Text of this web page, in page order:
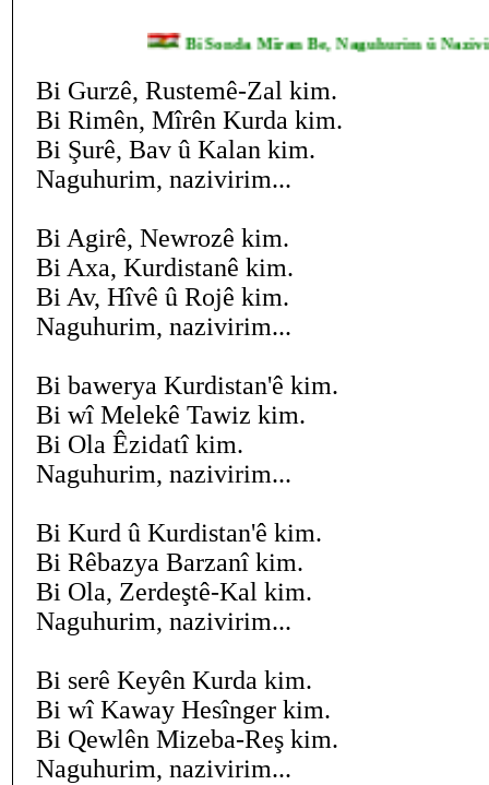
Bi Sonda Mîran Be, Naguhurim û
Bi Gurzê, Rustemê-Zal kim.
Bi Rimên, Mîrên Kurda kim.
Bi Şurê, Bav û Kalan kim.
Naguhurim, nazivirim...
Bi Agirê, Newrozê kim.
Bi Axa, Kurdistanê kim.
Bi Av, Hîvê û Rojê kim.
Naguhurim, nazivirim...
Bi bawerya Kurdistan'ê kim.
Bi wî Melekê Tawiz kim.
Bi Ola Êzidatî kim.
Naguhurim, nazivirim...
Bi Kurd û Kurdistan'ê kim.
Bi Rêbazya Barzanî kim.
Bi Ola, Zerdeştê-Kal kim.
Naguhurim, nazivirim...
Bi serê Keyên Kurda kim.
Bi wî Kaway Hesînger kim.
Bi Qewlên Mizeba-Reş kim.
Naguhurim, nazivirim...